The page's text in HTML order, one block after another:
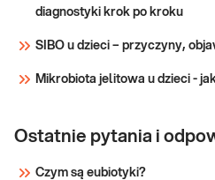
diagnostyki krok po kroku
SIBO u dzieci – przyczyny,
Mikrobiota jelitowa u dzieci -
Ostatnie pytania i
Czym są eubiotyki?